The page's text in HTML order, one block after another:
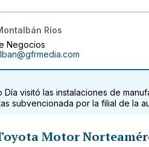
Ríos
Negocios
Día visitó las instalaciones de
subvencionada por la filial de la
Motor